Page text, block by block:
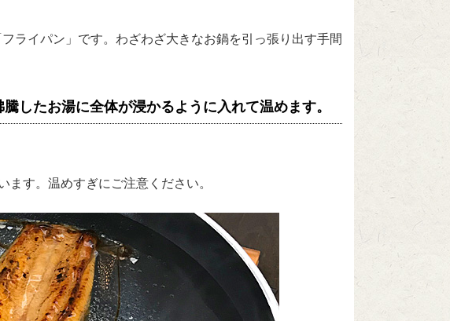
ライパン」です。わざわざ大きなお鍋を引っ張り出す手間
したお湯に全体が浸かるように入れて温めます。
す。温めすぎにご注意ください。